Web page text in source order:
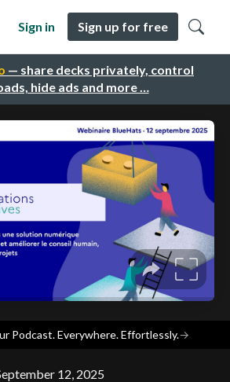
— share decks privately, control
hide ads and more …
Sign in Sign up for free
Podcast. Everywhere. Effortlessly.→
12, 2025